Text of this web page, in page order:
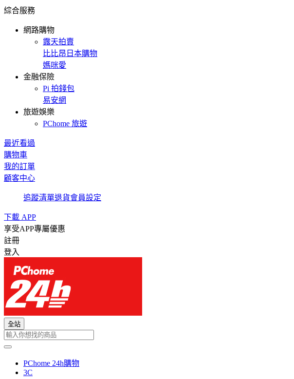
綜合服務
網路購物
露天拍賣
比比昂日本購物
媽咪愛
金融保險
Pi 拍錢包
易安網
旅遊娛樂
PChome 旅遊
最近看過
購物車
我的訂單
顧客中心
追蹤清單退貨會員設定
下載 APP
享受APP專屬優惠
註冊
登入
全站
PChome 24h購物
3C